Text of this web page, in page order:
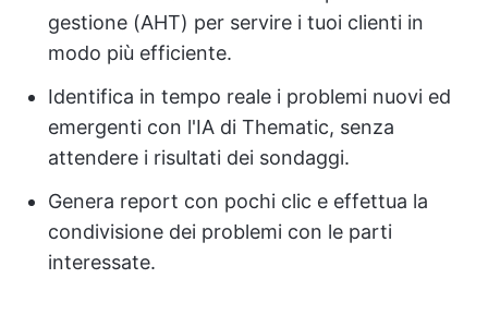
gestione (AHT) per servire i tuoi clienti in
modo più efficiente.
Identifica in tempo reale i problemi nuovi ed
emergenti con l'IA di Thematic, senza
attendere i risultati dei sondaggi.
Genera report con pochi clic e effettua la
condivisione dei problemi con le parti
interessate.